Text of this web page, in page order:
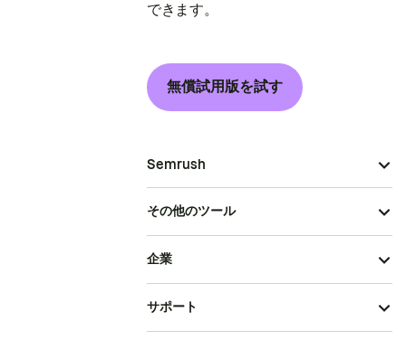
できます。
無償試用版を試す
Semrush
その他のツール
企業
サポート